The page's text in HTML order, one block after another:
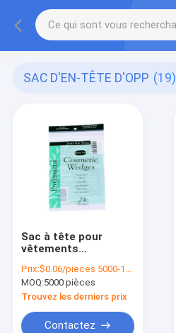
SAC D'EN-TÊTE D'OPP (19)
Sac à tête pour
vêtements
un trou transparent
et une impression
personnalisée
Prix:$0.06/pieces 5000-19999 pieces
MOQ:5000 pièces
Trouvez les derniers prix
Contactez